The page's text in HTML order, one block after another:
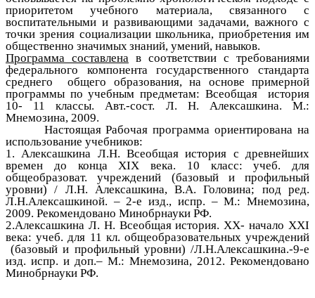
приоритетом учебного материала, связанного с
воспитательными и развивающими задачами, важного с
точки зрения социализации школьника, приобретения им
общественно значимыхзнаний, умений, навыков.
Программа составлена в соответствии с требованиями
федерального компонента государственного стандарта
среднего общего образования, на основе примерной
программы по учебным предметам: Всеобщая история
10- 11 классы. Авт.-сост. Л. Н. Алексашкина. М.:
Мнемозина, 2009.
Настоящая Рабочая программа ориентирована на
использование учебников:
1. Алексашкина Л.Н. Всеобщая история с древнейших
времен до конца XIX века. 10 класс: учеб. для
общеобразоват. учреждений (базовый и профильный
уровни) / Л.Н. Алексашкина, В.А. Головина; под ред.
Л.Н.Алексашкиной. – 2-е изд., испр. – М.: Мнемозина,
2009. Рекомендовано Минобрнауки РФ.
2.Алексашкина Л. Н. Всеобщая история. XX- начало XXI
века: учеб. для 11 кл. общеобразовательных учреждений
(базовый и профильный уровни) /Л.Н.Алексашкина.-9-е
изд. испр. и доп.– М.: Мнемозина, 2012. Рекомендовано
Минобрнауки РФ.